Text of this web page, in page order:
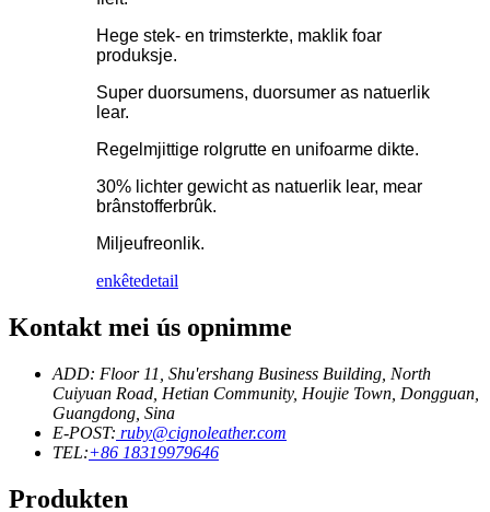
Hege stek- en trimsterkte, maklik foar
produksje.
Super duorsumens, duorsumer as natuerlik
lear.
Regelmjittige rolgrutte en unifoarme dikte.
30% lichter gewicht as natuerlik lear, mear
brânstofferbrûk.
Miljeufreonlik.
enkêtedetail
Kontakt mei ús opnimme
ADD: Floor 11, Shu'ershang Business Building, North
Cuiyuan Road, Hetian Community, Houjie Town, Dongguan,
Guangdong, Sina
E-POST: ruby@cignoleather.com
TEL:+86 18319979646
Produkten